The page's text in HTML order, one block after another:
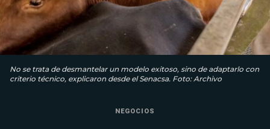
No se trata de desmantelar un modelo exitoso, sino de adaptarlo con
criterio técnico, explicaron desde el Senacsa. Foto: Archivo
NEGOCIOS